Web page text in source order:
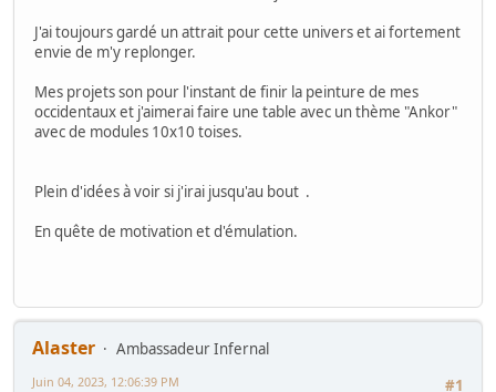
J'ai toujours gardé un attrait pour cette univers et ai fortement
envie de m'y replonger.
Mes projets son pour l'instant de finir la peinture de mes
occidentaux et j'aimerai faire une table avec un thème "Ankor"
avec de modules 10x10 toises.
Plein d'idées à voir si j'irai jusqu'au bout .
En quête de motivation et d'émulation.
Alaster
Ambassadeur Infernal
#1
Juin 04, 2023, 12:06:39 PM